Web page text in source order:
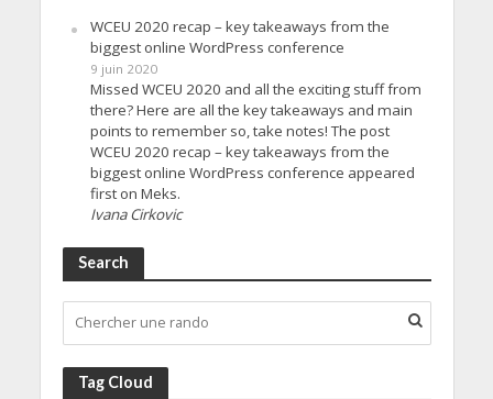
WCEU 2020 recap – key takeaways from the
biggest online WordPress conference
9 juin 2020
Missed WCEU 2020 and all the exciting stuff from
there? Here are all the key takeaways and main
points to remember so, take notes! The post
WCEU 2020 recap – key takeaways from the
biggest online WordPress conference appeared
first on Meks.
Ivana Cirkovic
Search
Tag Cloud